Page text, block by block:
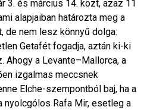
3. és március 14. közt, azaz 11
alapjaiban határozta meg a
de nem lesz könnyű dolga:
Getafét fogadja, aztán ki-ki
Ahogy a Levante–Mallorca, a
izgalmas meccsnek
Elche-szempontból baj, ha a
nyolcgólos Rafa Mir, esetleg a